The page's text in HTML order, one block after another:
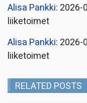
Alisa Pankki: 2026-
liiketoimet
Alisa Pankki: 2026-
liiketoimet
RELATED POSTS